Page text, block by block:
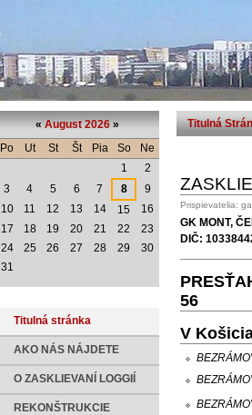
Titulná
Prispievatelia:
GK MONT,
DIČ:
56
V
«August 2026»
Po Ut St Št Pia So
Ne
1
2
3
4 5 6 7 8
9
10
11 12 13 14 15
16
17
18 19 20 21 22
23
24
25 26 27 28 29
30
31
Titulná stránka
AKO NÁS NÁJDETE
O ZASKLIEVANÍ LOGGIÍ
REKONŠTRUKCIE